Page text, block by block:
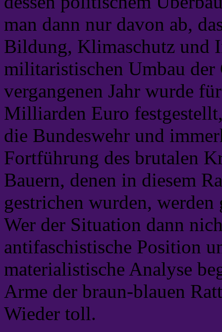
man dann nur davon ab,
Bildung, Klimaschutz und
militaristischen Umbau der
vergangenen Jahr wurde
Milliarden Euro
die Bundeswehr und
Fortführung des brutalen
Bauern, denen in diesem
gestrichen wurden,
Wer der Situation dann
antifaschistische Position
materialistische Analyse
Arme der braun-blauen
Wieder toll.